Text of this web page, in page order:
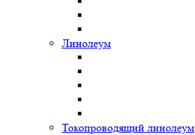
Линолеум
Токопроводящий линолеум